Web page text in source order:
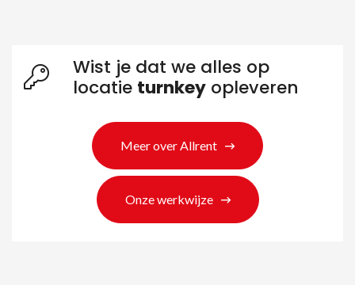
Wist je dat we alles op
locatie turnkey opleveren
Meer over Allrent
Onze werkwijze